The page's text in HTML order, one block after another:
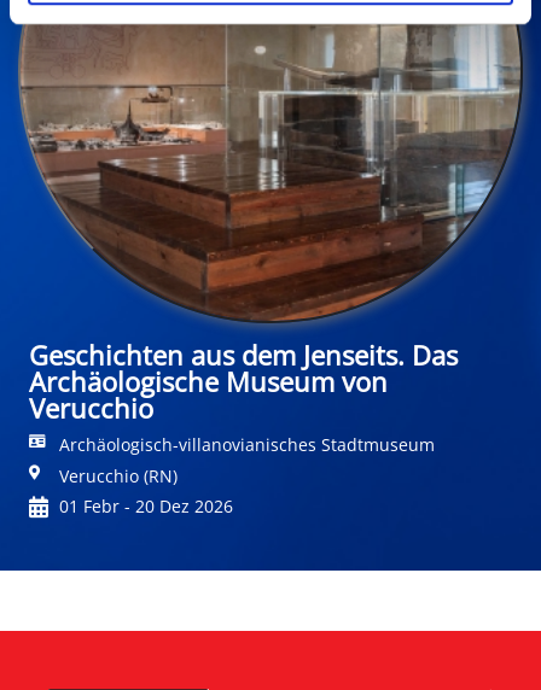
Geschichten aus dem Jenseits. Das
Archäologische Museum von
Verucchio
Archäologisch-villanovianisches Stadtmuseum
Verucchio (RN)
01 Febr - 20 Dez 2026